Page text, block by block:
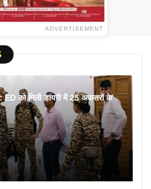
ADVERTISEMENT
को मिली डायरी में 25 अफसरों के